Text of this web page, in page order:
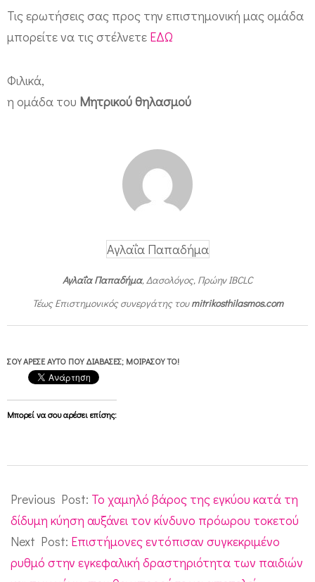
Τις ερωτήσεις σας προς την επιστημονική μας ομάδα
μπορείτε να τις στέλνετε ΕΔΩ
Φιλικά,
η ομάδα του Μητρικού θηλασμού
Αγλαΐα Παπαδήμα
Αγλαΐα Παπαδήμα, Δασολόγος, Πρώην IBCLC
Τέως Επιστημονικός συνεργάτης τουmitrikosthilasmos.com
ΣΟΥ ΆΡΕΣΕ ΑΥΤΌ ΠΟΥ ΔΙΆΒΑΣΕΣ; ΜΟΙΡΆΣΟΥ ΤΟ!
Μπορεί να σου αρέσει επίσης:
07-
06
Previous Post: Το χαμηλό βάρος της εγκύου κατά τη
δίδυμη κύηση αυξάνει τον κίνδυνο πρόωρου τοκετού
Next Post: Επιστήμονες εντόπισαν συγκεκριμένο
ρυθμό στην εγκεφαλική δραστηριότητα των παιδιών